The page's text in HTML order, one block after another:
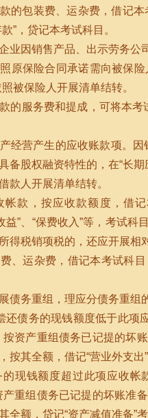
的包装费、运杂费，借记本
”，贷记本考试科目。
业因销售产品、出示劳务公
原保险合同承诺需向被保
被保险人开展清单结转。
的服务费和提成，可将本
经营产生的应收账款项。
备股权融资特性的，在“长期
款人开展清单结转。
帐款，按应收款额度，借
益”、“保费收入”等，考试
得税销项税的，还应开展相
、运杂费，借记本考试科
债务重组，理应分债务重组
还债务的现钱额度低于此项
按资产重组债务已记提的坏
按其全额，借记“营业外支出”
现钱额度超过此项应收帐
重组债务已记提的坏账准
全额，贷记“资产减值准备”考